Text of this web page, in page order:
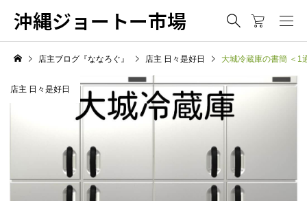
沖縄ジョートー市場
店主ブログ『ななろぐ』 店主 日々是好日 大城冷蔵庫の書簡 ＜1
店主 日々是好日